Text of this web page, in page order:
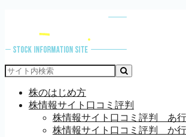
株のはじめ方
株情報サイト口コミ評判
株情報サイト口コミ評判 あ行
株情報サイト口コミ評判 か行